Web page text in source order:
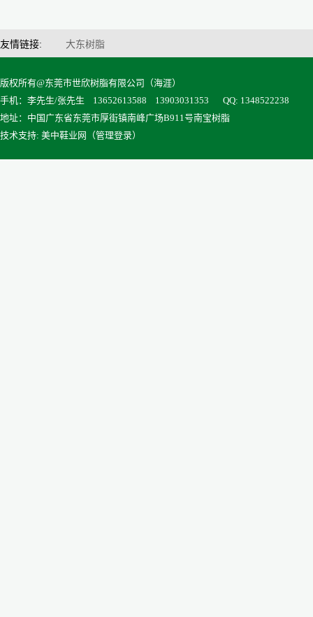
友情链接: 大东树脂
版权所有@东莞市世欣树脂有限公司（海涯）
手机：李先生/张先生 13652613588 13903031353
QQ: 1348522238
地址：中国广东省东莞市厚街镇南峰广场B911号南宝树脂
技术支持: 美中鞋业网（管理登录）